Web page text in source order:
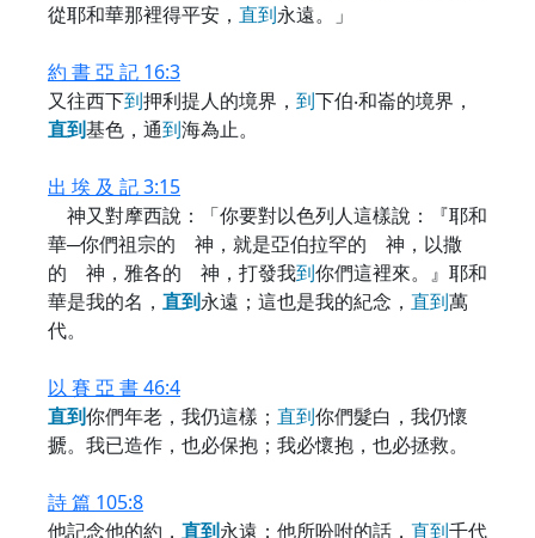
從耶和華那裡得平安， 直到永遠。」
約 書 亞 記 16:3
又往西下到押利提人的境界， 到下伯‧和崙的境界，
直到基色，通到海為止。
出 埃 及 記 3:15
神又對摩西說：「你要對以色列人這樣說：『耶和
華─你們祖宗的 神，就是亞伯拉罕的 神，以撒
的 神，雅各的 神，打發我到你們這裡來。』耶和
華是我的名， 直到永遠；這也是我的紀念， 直到萬
代。
以 賽 亞 書 46:4
直到你們年老，我仍這樣； 直到你們髮白，我仍懷
搋。我已造作，也必保抱；我必懷抱，也必拯救。
詩 篇 105:8
他記念他的約， 直到永遠；他所吩咐的話， 直到千代